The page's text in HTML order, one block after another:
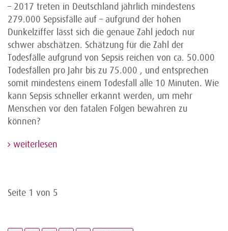
– 2017 treten in Deutschland jährlich mindestens
279.000 Sepsisfälle auf – aufgrund der hohen
Dunkelziffer lässt sich die genaue Zahl jedoch nur
schwer abschätzen. Schätzung für die Zahl der
Todesfälle aufgrund von Sepsis reichen von ca. 50.000
Todesfällen pro Jahr bis zu 75.000 , und entsprechen
somit mindestens einem Todesfall alle 10 Minuten. Wie
kann Sepsis schneller erkannt werden, um mehr
Menschen vor den fatalen Folgen bewahren zu
können?
weiterlesen
Seite 1 von 5